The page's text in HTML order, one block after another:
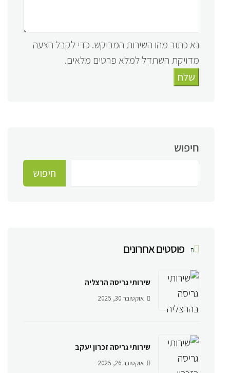
נא כתוב מהו השירות המבוקש. כדי לקבל הצעה
מדויקת השתדל למלא פרטים מלאים.
שלח
חיפוש
חיפוש
פוסטים אחרונים
שירותי גריסה הרצליה
אוקטובר 30, 2025
שירותי גריסה זכרון יעקב
אוקטובר 26, 2025